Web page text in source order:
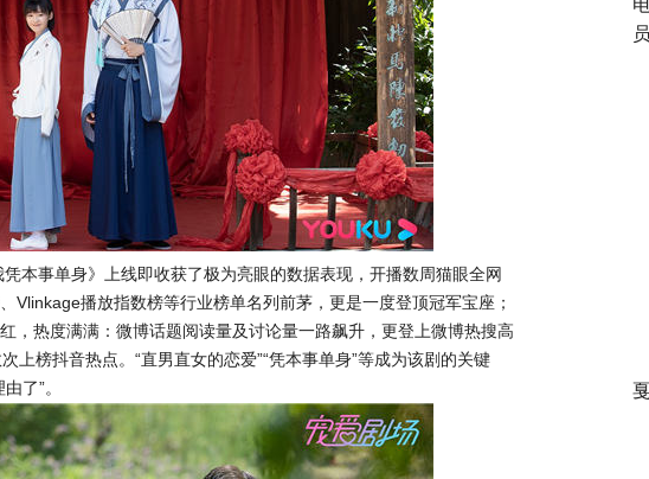
本事单身》上线即收获了极为亮眼的数据表现，开播数周猫眼全网
Vlinkage播放指数榜等行业榜单名列前茅，更是一度登顶冠军宝座；
，热度满满：微博话题阅读量及讨论量一路飙升，更登上微博热搜高
上榜抖音热点。“直男直女的恋爱”“凭本事单身”等成为该剧的关键
了”。